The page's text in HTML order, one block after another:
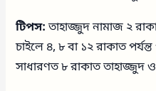
টিপস:তাহাজ্জুদ নামাজ ২
চাইলে ৪, ৮ বা ১২ রাকাত
সাধারণত ৮ রাকাত তাহাজ্জুদ